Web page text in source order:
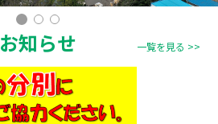
お知らせ 一覧を見る >>